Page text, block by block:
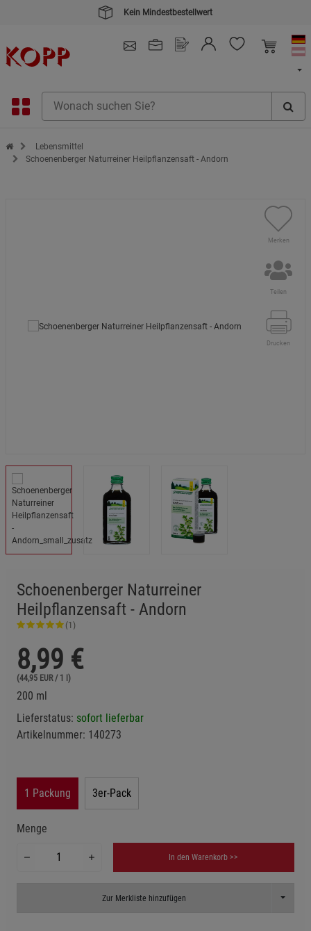
Kein Mindestbestellwert
Zur Startseite des Kopp Verlag Online-Shop
Lebensmittel
Schoenenberger Naturreiner Heilpflanzensaft - Andorn
Merken
Teilen
Drucken
Schoenenberger Naturreiner
Heilpflanzensaft - Andorn
(1)
8,99 €
(44,95 EUR / 1 l)
200 ml
Lieferstatus: sofort lieferbar
Artikelnummer: 140273
1 Packung 3er-Pack
Menge
In den Warenkorb >>
Zur Merkliste hinzufügen Toggle